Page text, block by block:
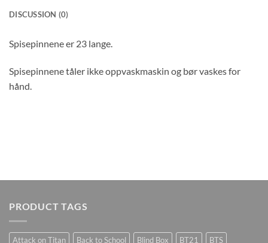
DISCUSSION (0)
Spisepinnene er 23 lange.
Spisepinnene tåler ikke oppvaskmaskin og bør vaskes for
hånd.
PRODUCT TAGS
Attack on Titan Back to School Blind Box BT21
BTS